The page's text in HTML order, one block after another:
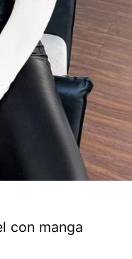
con manga